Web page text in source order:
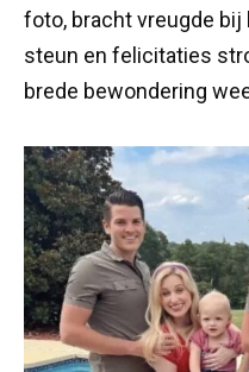
foto, bracht vreugde bij
steun en felicitaties
brede bewondering